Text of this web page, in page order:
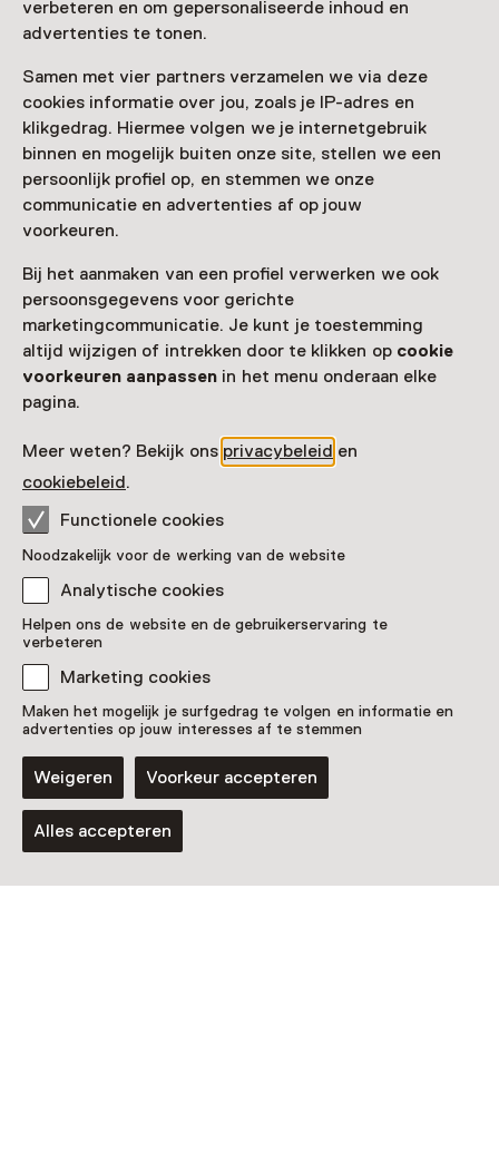
verbeteren en om gepersonaliseerde inhoud en
advertenties te tonen.
Samen met vier partners verzamelen we via deze
cookies informatie over jou, zoals je IP-adres en
klikgedrag. Hiermee volgen we je internetgebruik
binnen en mogelijk buiten onze site, stellen we een
persoonlijk profiel op, en stemmen we onze
communicatie en advertenties af op jouw
voorkeuren.
Bij het aanmaken van een profiel verwerken we ook
persoonsgegevens voor gerichte
marketingcommunicatie. Je kunt je toestemming
altijd wijzigen of intrekken door te klikken op cookie
voorkeuren aanpassen in het menu onderaan elke
pagina.
Meer weten? Bekijk ons privacybeleid en
cookiebeleid.
Functionele cookies
Noodzakelijk voor de werking van de website
Analytische cookies
Helpen ons de website en de gebruikerservaring te
verbeteren
Marketing cookies
Maken het mogelijk je surfgedrag te volgen en informatie en
advertenties op jouw interesses af te stemmen
Weigeren Voorkeur accepteren
Alles accepteren
die zentralen Themen im Huizer Museum. Es erzählt
ein Dorf an der Zuiderzee war, und darüber, wie die
Industrie von Fisch auf Käse umstieg.
Verder lezen
Toegang
Museumkaart
Nog geen Museumkaart?
Museumkaart of ticket kopen
Faciliteiten
Rolstoeltoegankelijk
Drinken
Meer informatie op de museumsite
Nog meer ontdekken